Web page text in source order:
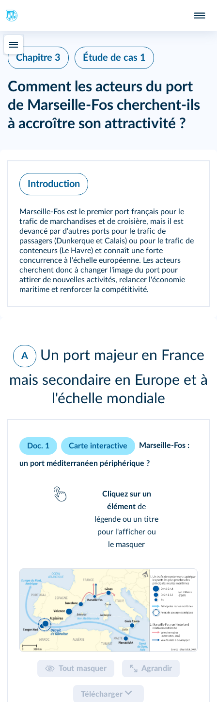
Chapitre 3 Étude de cas 1
Comment les acteurs du port
de Marseille-Fos cherchent-ils
à accroître son attractivité ?
Introduction
Marseille-Fos est le premier port français pour le
trafic de marchandises et de croisière, mais il est
devancé par d'autres ports pour le trafic de
passagers (Dunkerque et Calais) ou pour le trafic de
conteneurs (Le Havre) et connaît une forte
concurrence à lʼéchelle européenne. Les acteurs
cherchent donc à changer l'image du port pour
attirer de nouvelles activités, relancer l'économie
maritime et renforcer la compétitivité.
A
Un port majeur en France
mais secondaire en Europe et à
l'échelle mondiale
Doc. 1 Carte interactive Marseille-Fos :
un port méditerranéen périphérique ?
Cliquez sur un
élément de
légende ou un titre
pour l'afficher ou
le masquer
Tout masquer Agrandir
Télécharger